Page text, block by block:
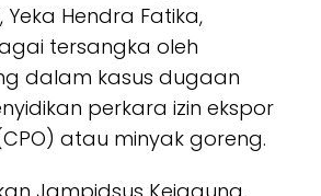
Hendra Fatika,
tersangka oleh
dalam kasus dugaan
perkara izin ekspor
atau minyak goreng.